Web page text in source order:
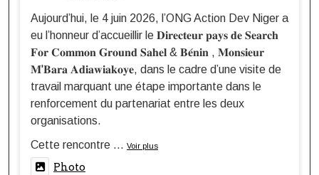
Aujourd’hui, le 4 juin 2026, l’ONG Action Dev Niger a
eu l’honneur d’accueillir le 𝐃𝐢𝐫𝐞𝐜𝐭𝐞𝐮𝐫 𝐩𝐚𝐲𝐬 𝐝𝐞 𝐒𝐞𝐚𝐫𝐜𝐡
𝐅𝐨𝐫 𝐂𝐨𝐦𝐦𝐨𝐧 𝐆𝐫𝐨𝐮𝐧𝐝 𝐒𝐚𝐡𝐞𝐥 & 𝐁𝐞́𝐧𝐢𝐧 , 𝐌𝐨𝐧𝐬𝐢𝐞𝐮𝐫
𝐌'𝐁𝐚𝐫𝐚 𝐀𝐝𝐢𝐚𝐰𝐢𝐚𝐤𝐨𝐲𝐞, dans le cadre d’une visite de
travail marquant une étape importante dans le
renforcement du partenariat entre les deux
organisations.
Cette rencontre ... Voir plus
Photo